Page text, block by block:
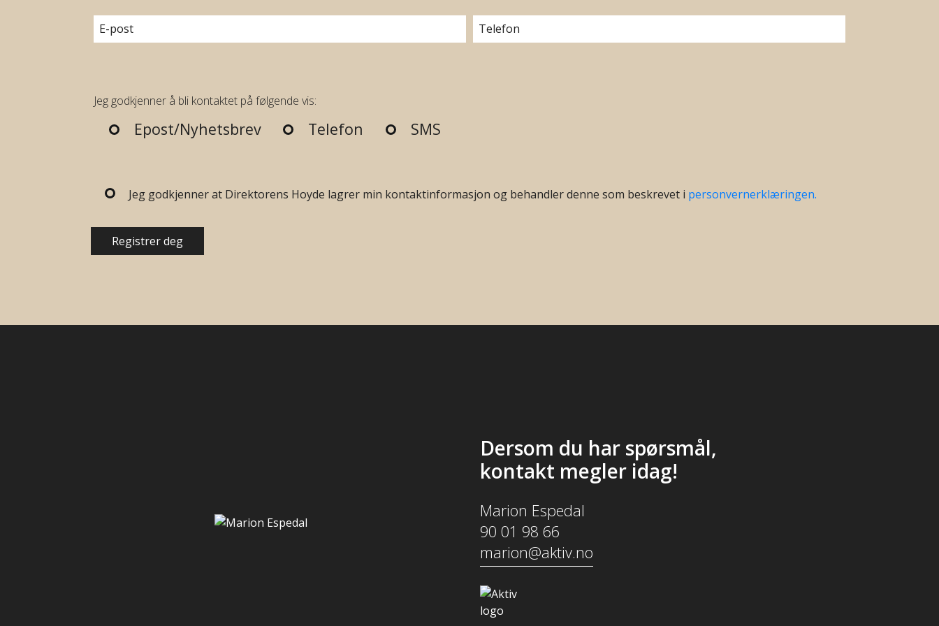
Jeg godkjenner å bli kontaktet på følgende vis:
Epost/Nyhetsbrev Telefon SMS
Jeg godkjenner at Direktorens Hoyde lagrer min kontaktinformasjon og behandler denne som beskrevet i personvernerklæringen.
Dersom du har spørsmål,
kontakt megler idag!
Marion Espedal
90 01 98 66
marion@aktiv.no